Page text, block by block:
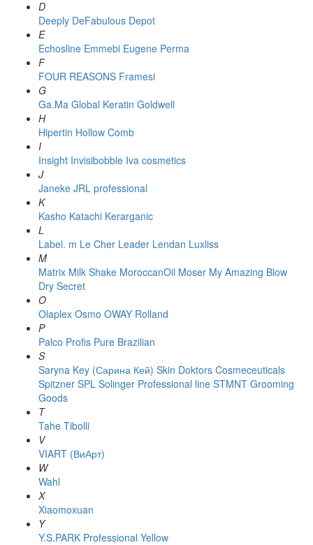
D
Deeply DeFabulous Depot
E
Echosline Emmebi Eugene Perma
F
FOUR REASONS Framesi
G
Ga.Ma Global Keratin Goldwell
H
Hipertin Hollow Comb
I
Insight Invisibobble Iva cosmetics
J
Janeke JRL professional
K
Kasho Katachi Kerarganic
L
Label. m Le Cher Leader Lendan Luxliss
M
Matrix Milk Shake MoroccanOil Moser My Amazing Blow
Dry Secret
O
Olaplex Osmo OWAY Rolland
P
Palco Profis Pure Brazilian
S
Saryna Key (Сарина Кей) Skin Doktors Cosmeceuticals
Spitzner SPL Solinger Professional line STMNT Grooming
Goods
T
Tahe Tibolli
V
VIART (ВиАрт)
W
Wahl
X
Xiaomoxuan
Y
Y.S.PARK Professional Yellow